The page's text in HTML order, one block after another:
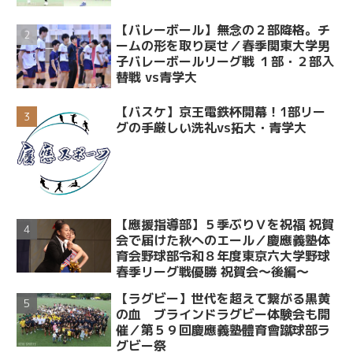
【バレーボール】無念の２部降格。チ
ームの形を取り戻せ／春季関東大学男
子バレーボールリーグ戦 １部・２部入
替戦 vs青学大
【バスケ】京王電鉄杯開幕！1部リー
グの手厳しい洗礼vs拓大・青学大
【應援指導部】５季ぶりＶを祝福 祝賀
会で届けた秋へのエール／慶應義塾体
育会野球部令和８年度東京六大学野球
春季リーグ戦優勝 祝賀会～後編～
【ラグビー】世代を超えて繋がる黒黄
の血 ブラインドラグビー体験会も開
催／第５９回慶應義塾體育會蹴球部ラ
グビー祭